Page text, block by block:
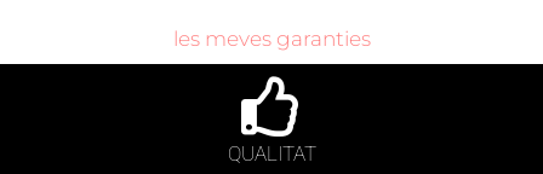
les meves garanties
QUALITAT